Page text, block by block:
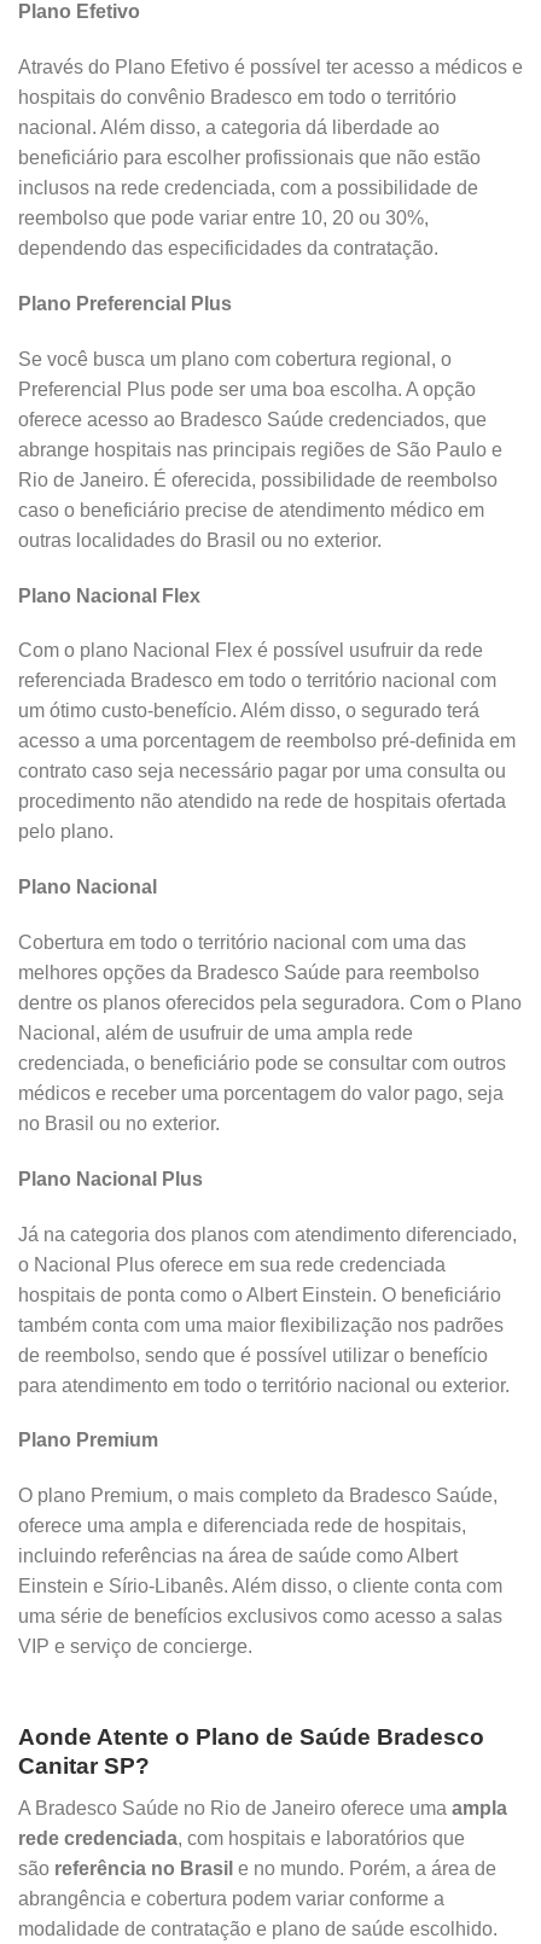
Plano Efetivo
Através do Plano Efetivo é possível ter acesso a médicos e
hospitais do convênio Bradesco em todo o território
nacional. Além disso, a categoria dá liberdade ao
beneficiário para escolher profissionais que não estão
inclusos na rede credenciada, com a possibilidade de
reembolso que pode variar entre 10, 20 ou 30%,
dependendo das especificidades da contratação.
Plano Preferencial Plus
Se você busca um plano com cobertura regional, o
Preferencial Plus pode ser uma boa escolha. A opção
oferece acesso ao Bradesco Saúde credenciados, que
abrange hospitais nas principais regiões de São Paulo e
Rio de Janeiro. É oferecida, possibilidade de reembolso
caso o beneficiário precise de atendimento médico em
outras localidades do Brasil ou no exterior.
Plano Nacional Flex
Com o plano Nacional Flex é possível usufruir da rede
referenciada Bradesco em todo o território nacional com
um ótimo custo-benefício. Além disso, o segurado terá
acesso a uma porcentagem de reembolso pré-definida em
contrato caso seja necessário pagar por uma consulta ou
procedimento não atendido na rede de hospitais ofertada
pelo plano.
Plano Nacional
Cobertura em todo o território nacional com uma das
melhores opções da Bradesco Saúde para reembolso
dentre os planos oferecidos pela seguradora. Com o Plano
Nacional, além de usufruir de uma ampla rede
credenciada, o beneficiário pode se consultar com outros
médicos e receber uma porcentagem do valor pago, seja
no Brasil ou no exterior.
Plano Nacional Plus
Já na categoria dos planos com atendimento diferenciado,
o Nacional Plus oferece em sua rede credenciada
hospitais de ponta como o Albert Einstein. O beneficiário
também conta com uma maior flexibilização nos padrões
de reembolso, sendo que é possível utilizar o benefício
para atendimento em todo o território nacional ou exterior.
Plano Premium
O plano Premium, o mais completo da Bradesco Saúde,
oferece uma ampla e diferenciada rede de hospitais,
incluindo referências na área de saúde como Albert
Einstein e Sírio-Libanês. Além disso, o cliente conta com
uma série de benefícios exclusivos como acesso a salas
VIP e serviço de concierge.
Aonde Atente o Plano de Saúde Bradesco
Canitar SP?
A Bradesco Saúde no Rio de Janeiro oferece uma ampla
rede credenciada, com hospitais e laboratórios que
são referência no Brasil e no mundo. Porém, a área de
abrangência e cobertura podem variar conforme a
modalidade de contratação e plano de saúde escolhido.